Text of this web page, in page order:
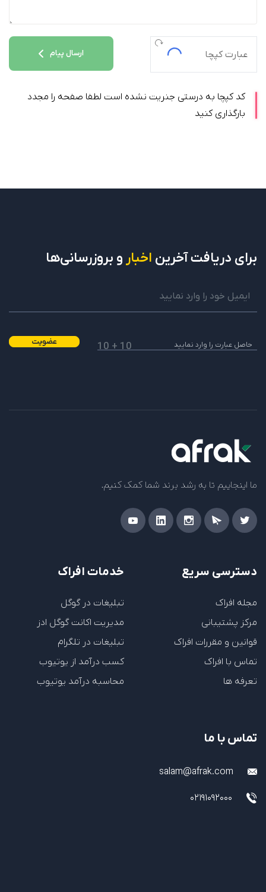
ارسال پیام
کد کپچا به درستی جنریت نشده است لطفا صفحه را مجدد
بارگذاری کنید
برای دریافتآخرین اخبار و بروزرسانی‌ها
10 + 10 عضویت
ما اینجاییم تا به رشد برند شما کمک کنیم.
دسترسی سریع
مجله افراک
مرکز پشتیبانی
قوانین و مقررات افراک
تماس با افراک
تعرفه ها
خدمات افراک
تبلیغات در گوگل
مدیریت اکانت گوگل ادز
تبلیغات در تلگرام
کسب درآمد از یوتیوب
محاسبه درآمد یوتیوب
تماس با ما
salam@afrak.com
02191092000